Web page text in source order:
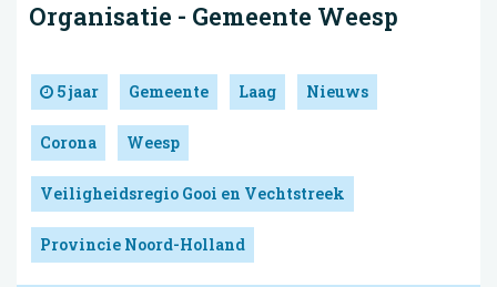
Organisatie - Gemeente Weesp
5 jaar Gemeente Laag Nieuws
Corona Weesp
Veiligheidsregio Gooi en Vechtstreek
Provincie Noord-Holland